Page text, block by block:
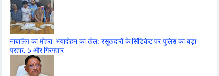
नाबालिग का मोहरा, भयादोहन का खेल: रसूखदारों के सिंडिकेट पर पुलिस का बड़ा
प्रहार, 5 और गिरफ्तार